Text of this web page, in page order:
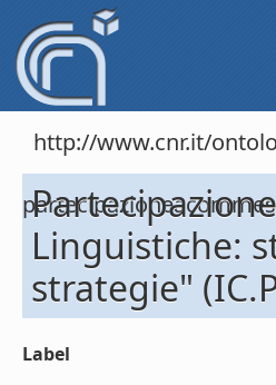
http://www.cnr.it/
Linguistiche:
strategie"
Label